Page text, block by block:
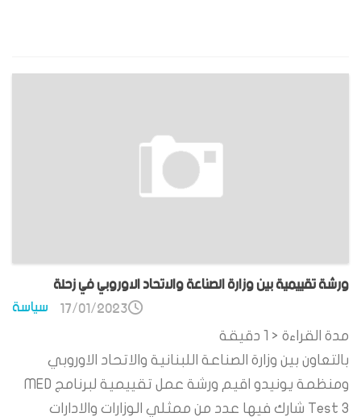
ورشة تقييمية بين وزارة الصناعة والاتحاد الاوروبي في زحلة
سياسة 17/01/2023
مدة القراءة < 1
دقيقة
بالتعاون بين وزارة الصناعة اللبنانية والاتحاد الاوروبي
ومنظمة يونيدو اقيم ورشة عمل تقييمية لبرنامج MED
Test 3 شارك فيها عدد من ممثلي الوزارات والادارات